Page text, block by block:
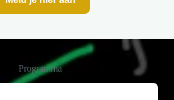
Programma